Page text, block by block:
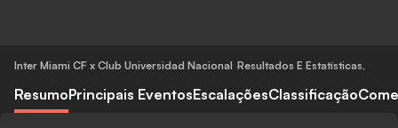
Inter Miami CF x Club Universidad Nacional Resultados E Estatísticas,
ResumoPrincipais EventosEscalaçõesClassificação